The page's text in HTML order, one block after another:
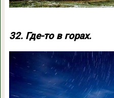
32. Где-то в горах.